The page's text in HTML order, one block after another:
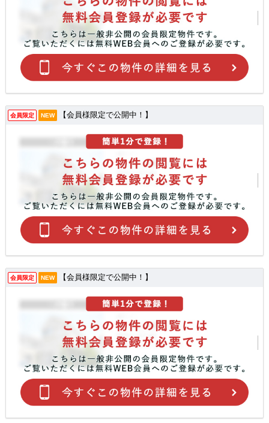
会員限定 NEW 【会員様限定で公開中！】
会員限定 NEW 【会員様限定で公開中！】